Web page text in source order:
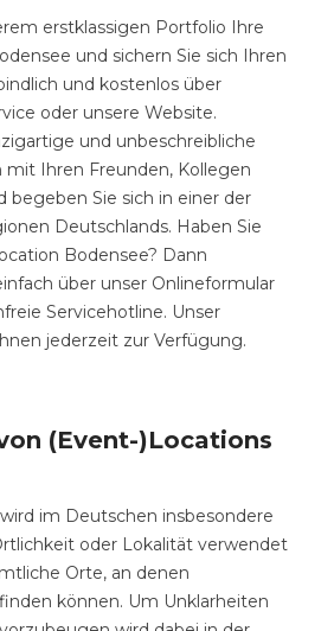
erstklassigen Portfolio Ihre
und sichern Sie sich Ihren
und kostenlos über
oder unsere Website.
und unbeschreibliche
Ihren Freunden, Kollegen
begeben Sie sich in einer der
Deutschlands. Haben Sie
Bodensee? Dann
über unser Onlineformular
Servicehotline. Unser
jederzeit zur Verfügung.
(Event-)Locations
wird im Deutschen insbesondere
oder Lokalität verwendet
Orte, an denen
können. Um Unklarheiten